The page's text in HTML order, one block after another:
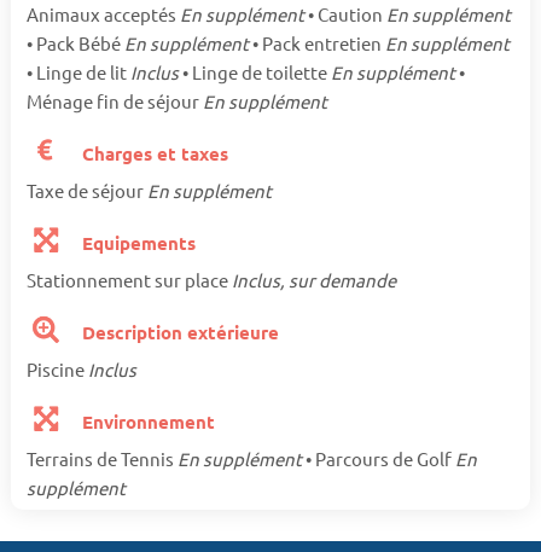
Animaux acceptés En supplément• Caution En supplément
• Pack Bébé En supplément• Pack entretien En supplément
• Linge de lit Inclus• Linge de toilette En supplément•
Ménage fin de séjour En supplément
Charges et taxes
Taxe de séjour En supplément
Equipements
Stationnement sur place Inclus, sur demande
Description extérieure
Piscine Inclus
Environnement
Terrains de Tennis En supplément• Parcours de Golf En
supplément